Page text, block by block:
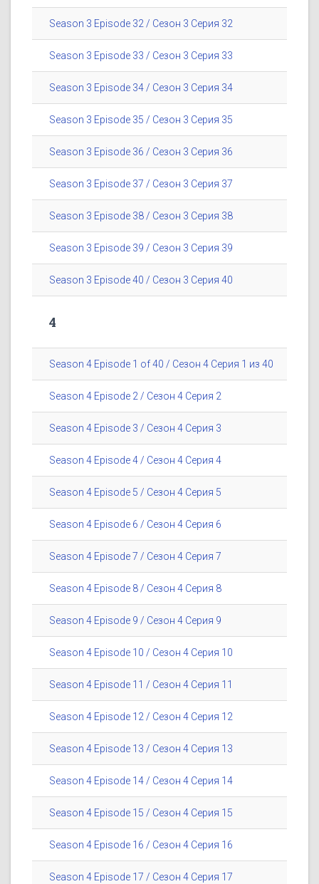
Season 3 Episode 32 / Сезон 3 Серия 32
Season 3 Episode 33 / Сезон 3 Серия 33
Season 3 Episode 34 / Сезон 3 Серия 34
Season 3 Episode 35 / Сезон 3 Серия 35
Season 3 Episode 36 / Сезон 3 Серия 36
Season 3 Episode 37 / Сезон 3 Серия 37
Season 3 Episode 38 / Сезон 3 Серия 38
Season 3 Episode 39 / Сезон 3 Серия 39
Season 3 Episode 40 / Сезон 3 Серия 40
4
Season 4 Episode 1 of 40 / Сезон 4 Серия 1 из 40
Season 4 Episode 2 / Сезон 4 Серия 2
Season 4 Episode 3 / Сезон 4 Серия 3
Season 4 Episode 4 / Сезон 4 Серия 4
Season 4 Episode 5 / Сезон 4 Серия 5
Season 4 Episode 6 / Сезон 4 Серия 6
Season 4 Episode 7 / Сезон 4 Серия 7
Season 4 Episode 8 / Сезон 4 Серия 8
Season 4 Episode 9 / Сезон 4 Серия 9
Season 4 Episode 10 / Сезон 4 Серия 10
Season 4 Episode 11 / Сезон 4 Серия 11
Season 4 Episode 12 / Сезон 4 Серия 12
Season 4 Episode 13 / Сезон 4 Серия 13
Season 4 Episode 14 / Сезон 4 Серия 14
Season 4 Episode 15 / Сезон 4 Серия 15
Season 4 Episode 16 / Сезон 4 Серия 16
Season 4 Episode 17 / Сезон 4 Серия 17